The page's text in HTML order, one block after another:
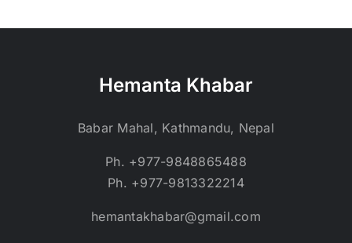
Hemanta Khabar
Babar Mahal, Kathmandu, Nepal
Ph. +977-9848865488
Ph. +977-9813322214
hemantakhabar@gmail.com